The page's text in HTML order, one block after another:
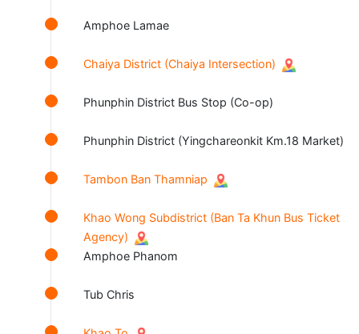
Amphoe Lamae
Chaiya District (Chaiya Intersection)
Phunphin District Bus Stop (Co-op)
Phunphin District (Yingchareonkit Km.18 Market)
Tambon Ban Thamniap
Khao Wong Subdistrict (Ban Ta Khun Bus Ticket
Agency)
Amphoe Phanom
Tub Chris